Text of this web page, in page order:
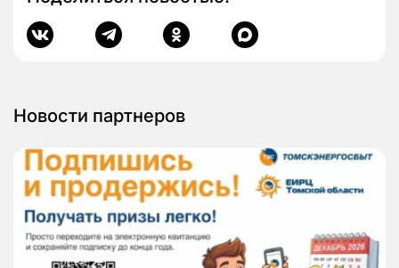
Новости партнеров